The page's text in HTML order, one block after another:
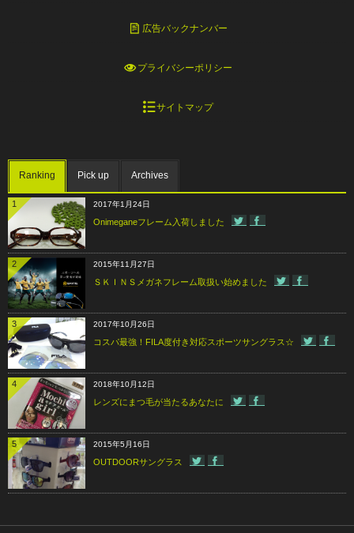
広告バックナンバー
プライバシーポリシー
サイトマップ
Ranking Pick up Archives
1 2017年1月24日
Onimeganeフレーム入荷しました
2 2015年11月27日
ＳＫＩＮＳメガネフレーム取扱い始めました
3 2017年10月26日
コスパ最強！FILA度付き対応スポーツサングラス☆
4 2018年10月12日
レンズにまつ毛が当たるあなたに
5 2015年5月16日
OUTDOORサングラス